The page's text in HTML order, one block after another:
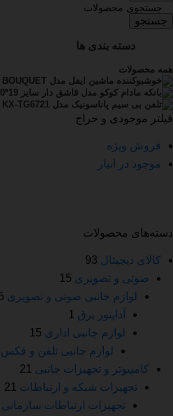
جستجو
دسته بندی ها
همه محصولات
فیلتر موجودی و حراج
فروش ویژه
موجود در انبار
دسته‌های محصولات
کالای دیجیتال 93
صوتی و تصویری 15
لوازم جانبی صوتی و تصویری
آداپتور برق 1
لوازم جانبی اداری 15
لوازم جانبی تلفن و فکس
کامپیوتر و تجهیزات جانبی 21
تجهیزات شبکه و ارتباطات 21
تجهیزات ارتباطات سازمانی